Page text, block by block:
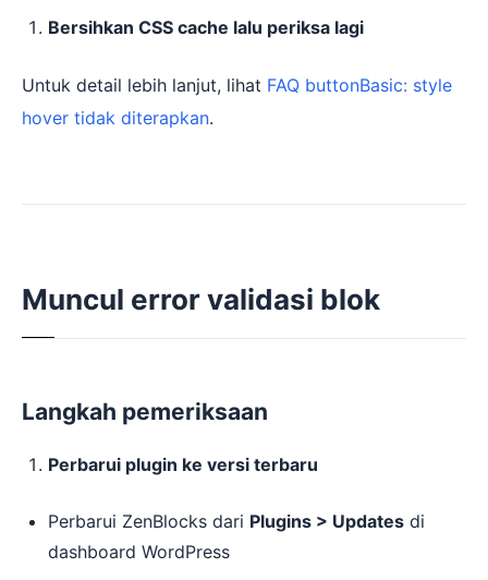
Bersihkan CSS cache lalu periksa lagi
Untuk detail lebih lanjut, lihat FAQ buttonBasic: style
hover tidak diterapkan.
Muncul error validasi blok
Langkah pemeriksaan
Perbarui plugin ke versi terbaru
Perbarui ZenBlocks dari Plugins > Updates di
dashboard WordPress